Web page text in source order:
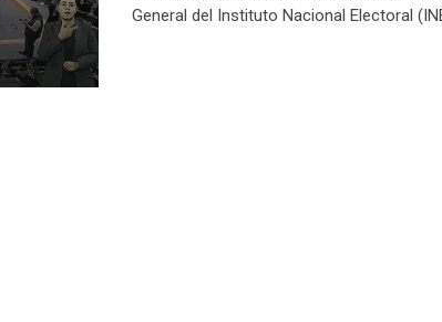
General del Instituto Nacional Electoral